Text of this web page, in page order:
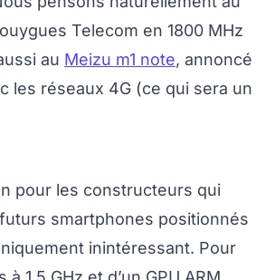
Telecom en 1800 MHz
au Meizu m1 note, annoncé
les réseaux 4G (ce qui sera un
pour les constructeurs qui
smartphones positionnés
inintéressant. Pour